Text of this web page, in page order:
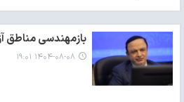
بازمهندسی مناطق
۱۴۰۴-۰۸-۰۸ ۱۹:۰۱